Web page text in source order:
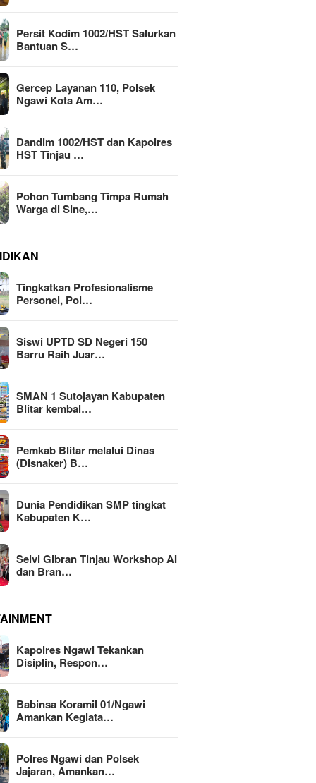
Persit Kodim 1002/HST Salurkan
Bantuan S…
Gercep Layanan 110, Polsek
Ngawi Kota Am…
Dandim 1002/HST dan Kapolres
HST Tinjau …
Pohon Tumbang Timpa Rumah
Warga di Sine,…
Tingkatkan Profesionalisme
Personel, Pol…
Siswi UPTD SD Negeri 150
Barru Raih Juar…
SMAN 1 Sutojayan Kabupaten
Blitar kembal…
Pemkab Blitar melalui Dinas
(Disnaker) B…
Dunia Pendidikan SMP tingkat
Kabupaten K…
Selvi Gibran Tinjau Workshop AI
dan Bran…
Kapolres Ngawi Tekankan
Disiplin, Respon…
Babinsa Koramil 01/Ngawi
Amankan Kegiata…
Polres Ngawi dan Polsek
Jajaran, Amankan…